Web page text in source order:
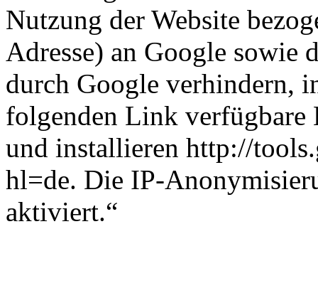
Nutzung der Website
Adresse) an Google sowie
durch Google verhindern,
folgenden Link verfügbare
und installieren http://
hl=de. Die IP-
aktiviert.“